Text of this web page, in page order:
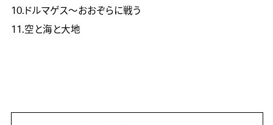
10.ドルマゲス～おおぞらに戦う
11.空と海と大地